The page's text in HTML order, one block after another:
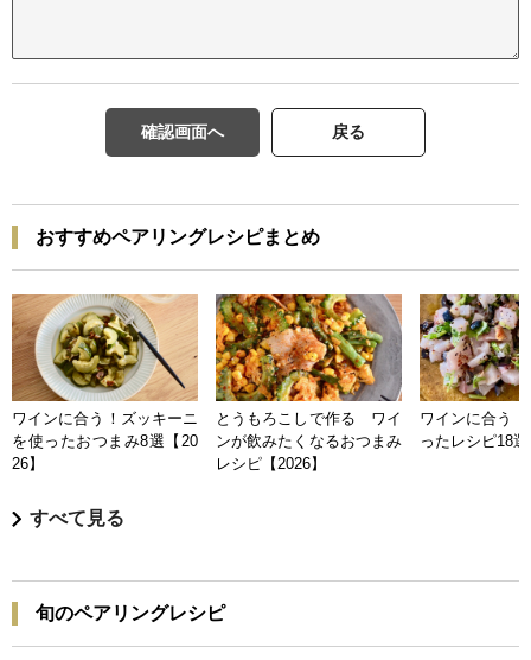
確認画面へ 戻る
おすすめペアリングレシピまとめ
ワインに合う！ズッキーニ
を使ったおつまみ8選【20
26】
とうもろこしで作る ワイ
ンが飲みたくなるおつまみ
レシピ【2026】
ワインに合う
ったレシピ18
すべて見る
旬のペアリングレシピ